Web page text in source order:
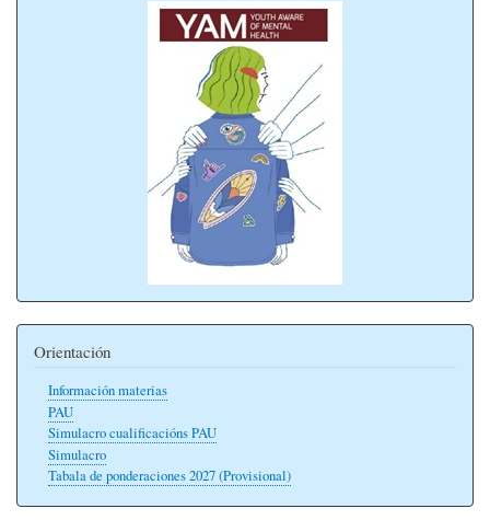
Orientación
Información materias
PAU
Simulacro cualificacións PAU
Simulacro
Tabala de ponderaciones 2027 (Provisional)